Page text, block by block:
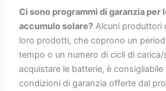
Ci sono programmi di garanzia per
accumulo solare? Alcuni produttori
loro prodotti, che coprono un
tempo o un numero di cicli di carica/
acquistare le batterie, è consigliabile
condizioni di garanzia offerte dal